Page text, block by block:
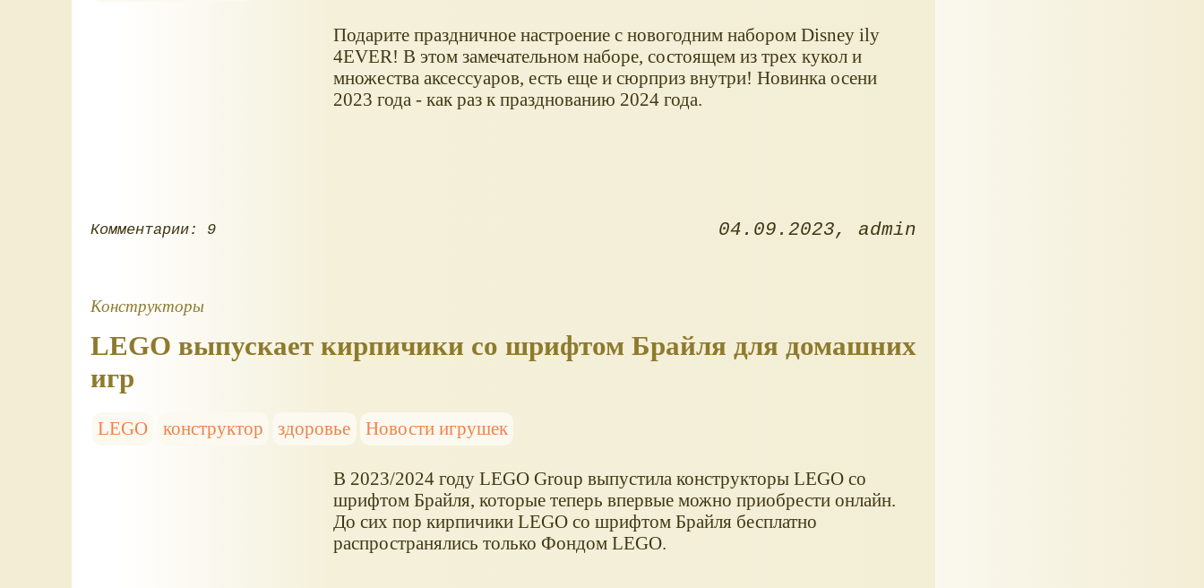
Подарите праздничное настроение с новогодним набором Disney ily
4EVER! В этом замечательном наборе, состоящем из трех кукол и
множества аксессуаров, есть еще и сюрприз внутри! Новинка осени
2023 года - как раз к празднованию 2024 года.
Комментарии: 9 04.09.2023 admin
Конструкторы
LEGO выпускает кирпичики со шрифтом Брайля для домашних
игр
LEGO конструктор здоровье Новости игрушек
В 2023/2024 году LEGO Group выпустила конструкторы LEGO со
шрифтом Брайля, которые теперь впервые можно приобрести онлайн.
До сих пор кирпичики LEGO со шрифтом Брайля бесплатно
распространялись только Фондом LEGO.